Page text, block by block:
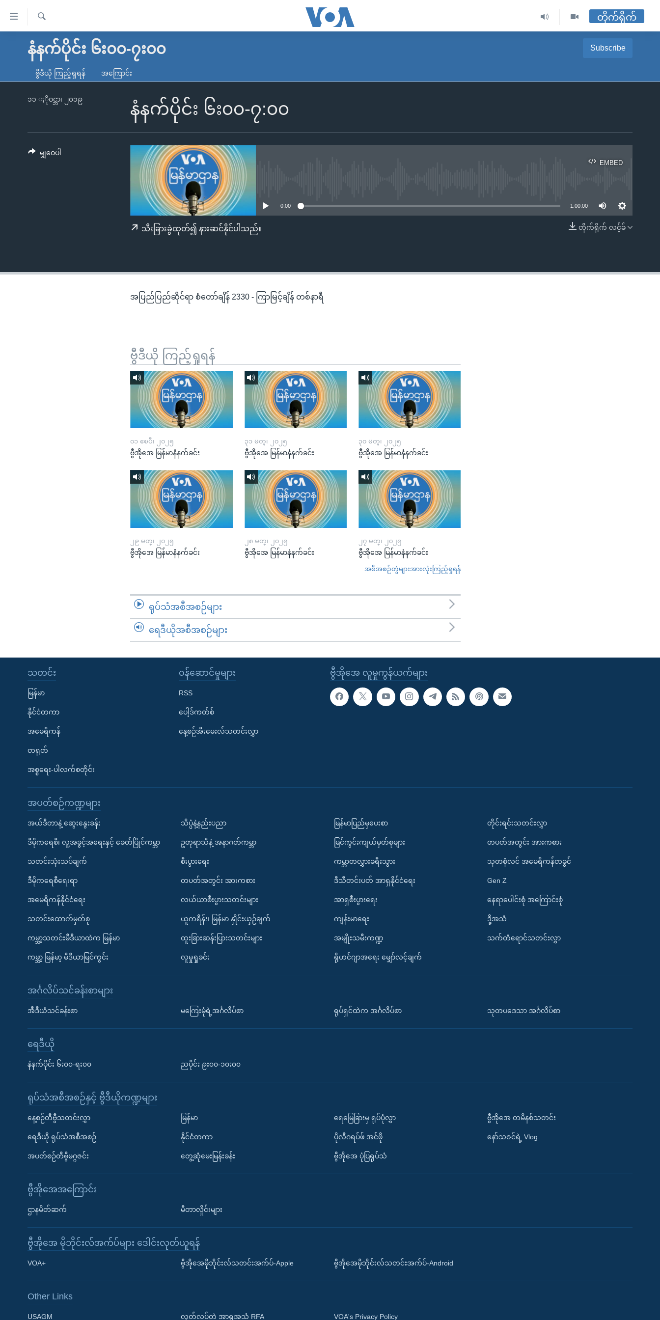
လွယ်ကူ
သည့်
ကျော်
မူလစာမျက်နှာ
ကမ္ဘာ့သတင်းများ
နိုင်ငံတကာ
တရုတ်
အစ္စရေး-ပါလက်စတိုင်း
ရပ်ဝန်းတခု လမ်းတခု အလွန်
အင်္ဂလိပ်စာလေ့လာမယ်
Learning English
ရ
လာ
တိုက်ရိုက်
နံနက်ပိုင်း ၆း၀၀-၇း၀၀ Subscribe
Spotify
ဗွီဒီယို ကြည့်ရှုရန် အကြောင်း
နံနက်ပိုင်း ၆း၀၀-၇:၀၀
၁၁ ႏိုဝင္ဘာ၊ ၂၀၁၉
EMBED
EMBED
0:00 1:00:00
တိုက်ရိုက် လင့်ခ်
သီးခြားခွဲထုတ်၍ နားဆင်နိုင်ပါသည်။
မျှဝေပါ
အပြည်ပြည်ဆိုင်ရာ စံတော်ချိန် 2330 - ကြာမြင့်ချိန် တစ်နာရီ
ဗွီဒီယို ကြည့်ရှုရန်
၀၁ ဧၿပီ၊ ၂၀၂၅
ဗွီအိုအေ မြန်မာနံနက်ခင်း
၃၁ မတ္၊ ၂၀၂၅
ဗွီအိုအေ မြန်မာနံနက်ခင်း
၃၀ မတ္၊ ၂၀၂၅
ဗွီအိုအေ မြန်မာနံနက်ခင်း
၂၉ မတ္၊ ၂၀၂၅
ဗွီအိုအေ မြန်မာနံနက်ခင်း
၂၈ မတ္၊ ၂၀၂၅
ဗွီအိုအေ မြန်မာနံနက်ခင်း
၂၇ မတ္၊ ၂၀၂၅
ဗွီအိုအေ မြန်မာနံနက်ခင်း
အစီအစဉ်တွဲများအားလုံးကြည့်ရှုရန်
ရုပ်သံအစီအစဉ်များ
ရေဒီယိုအစီအစဉ်များ
ဗွီအိုအေ လူမှုကွန်ယက်များ
သတင်း
မြန်မာ
နိုင်ငံတကာ
အမေရိကန်
တရုတ်
အစ္စရေး-ပါလက်စတိုင်း
၀န်ဆောင်မှုများ
RSS
ပေါ့ဒ်ကတ်စ်
နေ့စဉ်အီးမေးလ်သတင်းလွှာ
အပတ်စဉ်ကဏ္ဍများ
အယ်ဒီတာနဲ့ ဆွေးနွေးခန်း
ဒီမိုကရေစီ၊ လူ့အခွင့်အရေးနှင့် ခေတ်ပြိုင်ကမ္ဘာ
သတင်းသုံးသပ်ချက်
ဒီမိုကရေစီရေးရာ
အမေရိကန်နိုင်ငံရေး
သတင်းထောက်မှတ်စု
ကမ္ဘာ့သတင်းမီဒီယာထဲက မြန်မာ
ကမ္ဘာ့ မြန်မာ့ မီဒီယာမြင်ကွင်း
သိပ္ပံနဲ့နည်းပညာ
ဥတုရာသီနဲ့ အနာဂတ်ကမ္ဘာ
စီးပွားရေး
တပတ်အတွင်း အားကစား
လယ်ယာစီးပွားသတင်းများ
ယူကရိန်း၊ မြန်မာ နှိုင်းယှဉ်ချက်
ထူးခြားဆန်းပြားသတင်းများ
လူမှုရှုခင်း
မြန်မာပြည်မှပေးစာ
မြင်ကွင်းကျယ်မှတ်စုများ
ကမ္ဘာတလွှားခရီးသွား
ဒီသီတင်းပတ် အာရှနိုင်ငံရေး
အာရှစီးပွားရေး
ကျန်းမာရေး
အမျိုးသမီးကဏ္ဍ
ရိုဟင်ဂျာအရေး မျှော်လင့်ချက်
တိုင်းရင်းသတင်းလွှာ
တပတ်အတွင်း အားကစား
သုတစုံလင် အမေရိကန်တခွင်
Gen Z
နေရာပေါင်းစုံ အကြောင်းစုံ
ဒို့အသံ
သက်တံရောင်သတင်းလွှာ
အင်္ဂလိပ်သင်ခန်းစာများ
အီဒီယံသင်ခန်းစာ မကြေးမုံရဲ့အင်္ဂလိပ်စာ ရုပ်ရှင်ထဲက အင်္ဂလိပ်စာ သုတပဒေသာ အင်္ဂလိပ်စာ
ရေဒီယို
နံနက်ပိုင်း ၆း၀၀-ရး၀၀ ညပိုင်း ၉း၀၀-၁၀း၀၀
ရုပ်သံအစီအစဉ်နှင့် ဗွီဒီယိုကဏ္ဍများ
နေ့စဉ်တီဗွီသတင်းလွှာ
ရေဒီယို ရုပ်သံအစီအစဉ်
အပတ်စဉ်တီဗွီမဂ္ဂဇင်း
မြန်မာ
နိုင်ငံတကာ
တွေ့ဆုံမေးမြန်းခန်း
ရေမြေခြားမှ ရုပ်ပုံလွှာ
ပိုလီဂရပ်ဖ်.အင်ဖို
ဗွီအိုအေ ပုံပြရုပ်သံ
ဗွီအိုအေ တမိနစ်သတင်း
နော်သဇင်ရဲ့ Vlog
ဗွီအိုအေအကြောင်း
ဌာနမိတ်ဆက် မီတာလှိုင်းများ
ဗွီအိုအေ မိုဘိုင်းလ်အက်ပ်များ ဒေါင်းလုတ်ယူရန်
VOA+ ဗွီအိုအေမိုဘိုင်းလ်သတင်းအက်ပ်-Apple ဗွီအိုအေမိုဘိုင်းလ်သတင်းအက်ပ်-Android
Other Links
USAGM လွတ်လပ်တဲ့ အာရှအသံ RFA VOA's Privacy Policy